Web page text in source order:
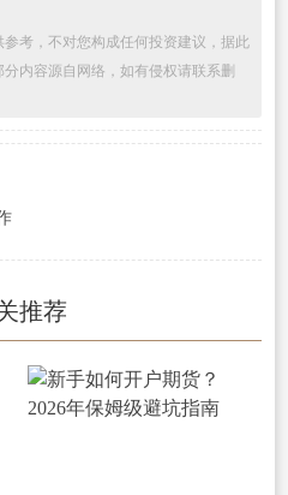
考，不对您构成任何投资建议，据此
内容源自网络，如有侵权请联系删
推荐